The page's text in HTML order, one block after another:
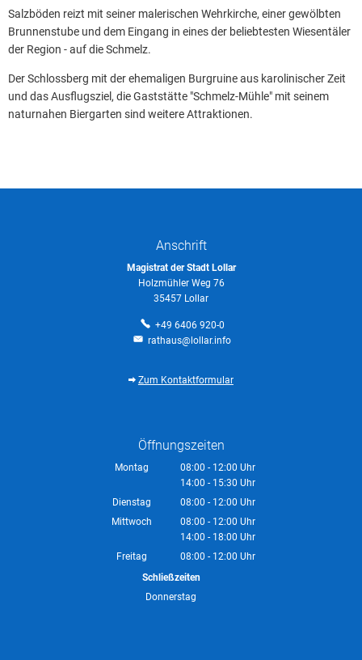
Salzböden reizt mit seiner malerischen Wehrkirche, einer gewölbten
Brunnenstube und dem Eingang in eines der beliebtesten Wiesentäler
der Region - auf die Schmelz.
Der Schlossberg mit der ehemaligen Burgruine aus karolinischer Zeit
und das Ausflugsziel, die Gaststätte "Schmelz-Mühle" mit seinem
naturnahen Biergarten sind weitere Attraktionen.
Anschrift
Magistrat der Stadt Lollar
Holzmühler Weg 76
35457 Lollar
+49 6406 920-0
rathaus@lollar.info
Zum Kontaktformular
Öffnungszeiten
Montag 08:00 - 12:00 Uhr
Von 08:00 bis 12:00 Uhr
14:00 - 15:30 Uhr
Von 14:00 bis 15:30 Uhr
Dienstag 08:00 - 12:00 Uhr
Von 08:00 bis 12:00 Uhr
Mittwoch 08:00 - 12:00 Uhr
Von 08:00 bis 12:00 Uhr
14:00 - 18:00 Uhr
Von 14:00 bis 18:00 Uhr
Freitag 08:00 - 12:00 Uhr
Schließzeiten
Donnerstag